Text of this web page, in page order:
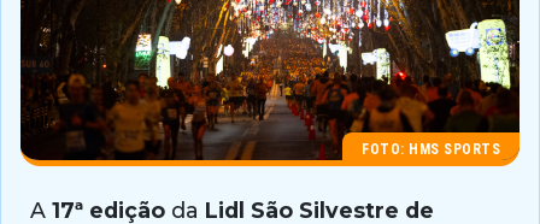
FOTO: HMS SPORTS
A 17ª edição da Lidl São Silvestre de